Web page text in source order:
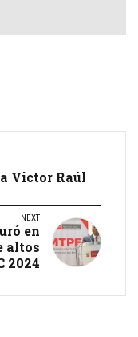
Victor Raúl
NEXT
en
altos
2024